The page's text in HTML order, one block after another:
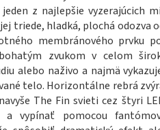
z najlepšie vyzerajúcich
triede, hladká, plochá odozva
membránového prvku
zvukom v celom
alebo naživo a najmä
telo. Horizontálne rebrá
The Fin svieti cez štyri
vypínať pomocou